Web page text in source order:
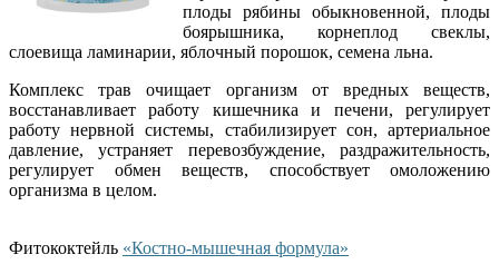
плоды рябины обыкновенной, плоды
боярышника, корнеплод свеклы,
слоевища ламинарии, яблочный порошок, семена льна.
Комплекс трав очищает организм от вредных веществ,
восстанавливает работу кишечника и печени, регулирует
работу нервной системы, стабилизирует сон, артериальное
давление, устраняет перевозбуждение, раздражительность,
регулирует обмен веществ, способствует омоложению
организма в целом.
Фитококтейль «Костно-мышечная формула»